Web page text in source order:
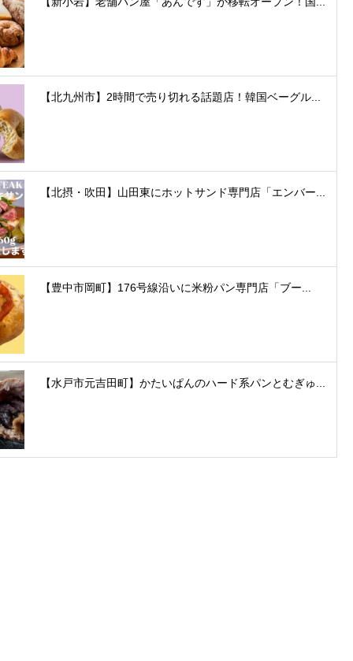
【北九州市】2時間で売り切れる話題店！韓国ベーグル...
【北摂・吹田】山田東にホットサンド専門店「エンバー...
【豊中市岡町】176号線沿いに米粉パン専門店「ブー...
【水戸市元吉田町】かたいぱんのハード系パンとむぎゅ...